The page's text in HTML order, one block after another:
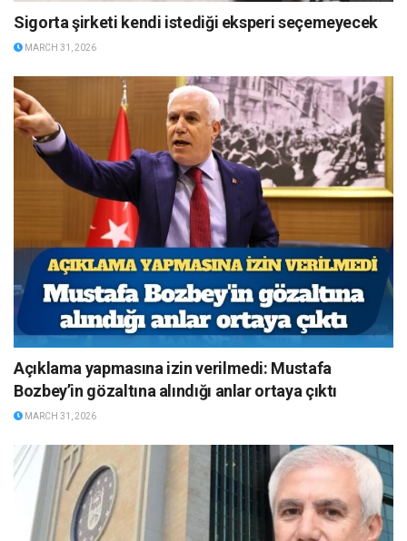
Sigorta şirketi kendi istediği eksperi seçemeyecek
MARCH 31, 2026
Açıklama yapmasına izin verilmedi: Mustafa
Bozbey’in gözaltına alındığı anlar ortaya çıktı
MARCH 31, 2026